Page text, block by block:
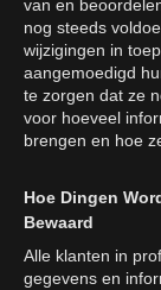
van en
nog steeds
wijzigingen in
aangemoedigd
te zorgen dat ze
voor hoeveel
brengen en hoe
Hoe Dingen
Bewaard
Alle klanten in
gegevens en